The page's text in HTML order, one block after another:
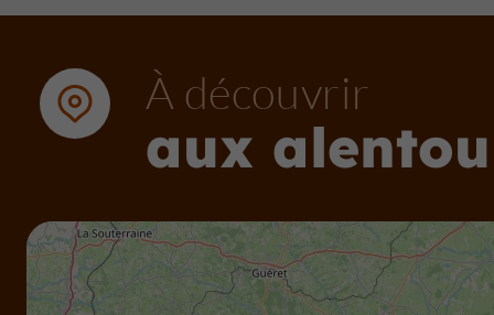
À découvrir
aux